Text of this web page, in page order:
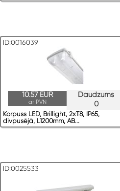
ID:0016039
Daudzums
0
10.57 EUR
ar PVN
Korpuss LED, Brillight, 2xT8, IP65,
divpusējā, L1200mm, AB...
ID:0025533